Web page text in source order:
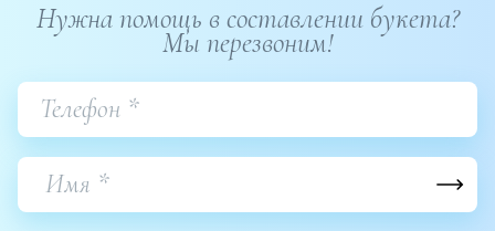
Нужна помощь в составлении букета?
Мы перезвоним!